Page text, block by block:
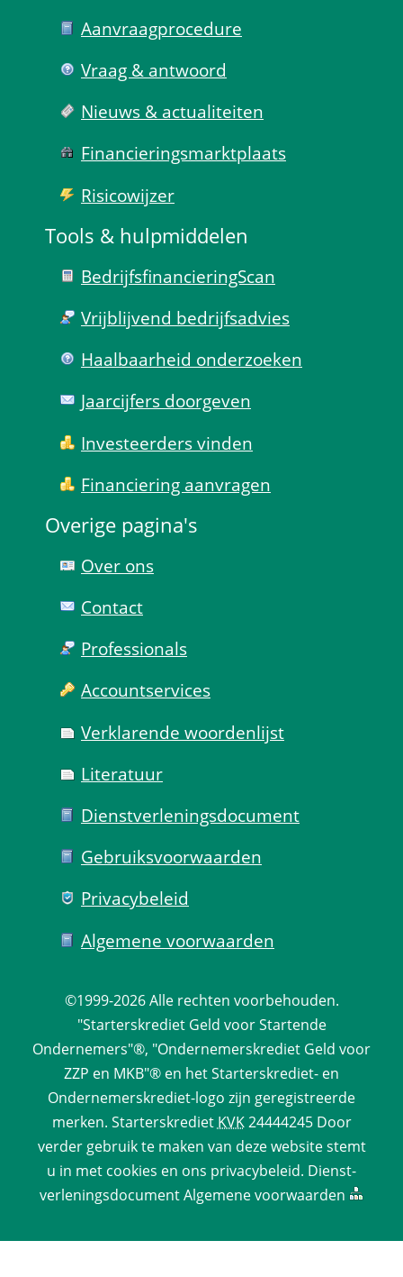
Aanvraag­procedure
Vraag & antwoord
Nieuws & actualiteiten
Financierings­markt­plaats
Risico­wijzer
Tools & hulp­middelen
Bedrijfsfinanciering­Scan
Vrijblijvend bedrijfs­advies
Haal­baar­heid onder­zoeken
Jaarcijfers doorgeven
Investeerders vinden
Financiering aanvragen
Overige pagina's
Over ons
Contact
Professionals
Account­services
Verklarende woorden­lijst
Literatuur
Dienst­verlenings­document
Gebruiks­voorwaarden
Privacy­beleid
Algemene voorwaarden
©1999-2026 Alle rechten voorbehouden.
"Starterskrediet Geld voor Startende
Ondernemers"®, "Ondernemerskrediet Geld voor
ZZP en MKB"® en het Starterskrediet- en
Ondernemerskrediet-logo zijn geregistreerde
merken. Starterskrediet KVK 24444245 Door
verder gebruik te maken van deze website stemt
u in met cookies en ons privacy­beleid. Dienst­
verlenings­documentAlgemene voorwaarden